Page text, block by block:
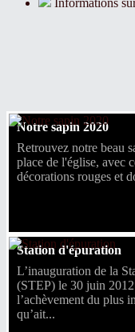
Informations
Notre sapin 2020
Retrouvez notre beau
place de l'église, avec
décorations rouges et
Station d'épuration
L’inauguration de la
(STEP) le 30 juin
l’achèvement du plus
qu’ait...